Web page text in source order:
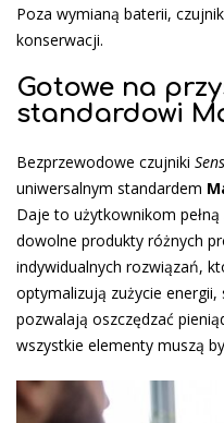
Poza wymianą baterii,
konserwacji.
Gotowe na
standardowi
Bezprzewodowe czujniki
uniwersalnym standardem
Daje to użytkownikom
dowolne produkty różnych
indywidualnych rozwiązań,
optymalizują zużycie
pozwalają oszczędzać
wszystkie elementy muszą